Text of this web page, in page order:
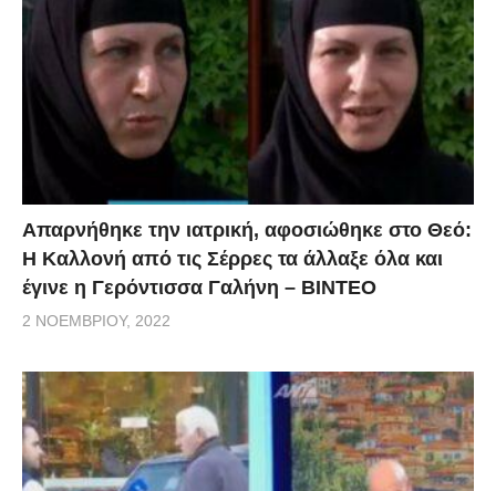
Απαρνήθηκε την ιατρική, αφοσιώθηκε στο Θεό:
Η Καλλονή από τις Σέρρες τα άλλαξε όλα και
έγινε η Γερόντισσα Γαλήνη – ΒΙΝΤΕΟ
2 ΝΟΕΜΒΡΊΟΥ, 2022